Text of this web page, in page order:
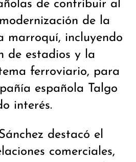
de contribuir al
de la
marroquí, incluyendo
de estadios y la
ferroviario, para
española Talgo
interés.
destacó el
comerciales,